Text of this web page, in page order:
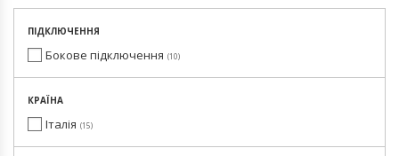
ПІДКЛЮЧЕННЯ
Бокове підключення 10
КРАЇНА
Італія 15